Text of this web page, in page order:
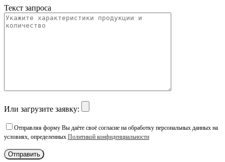
Текст запроса
Или загрузите заявку:
Отправляя форму Вы даёте своё согласие на обработку персональных данных на
условиях, определенных Политикой конфиденциальности